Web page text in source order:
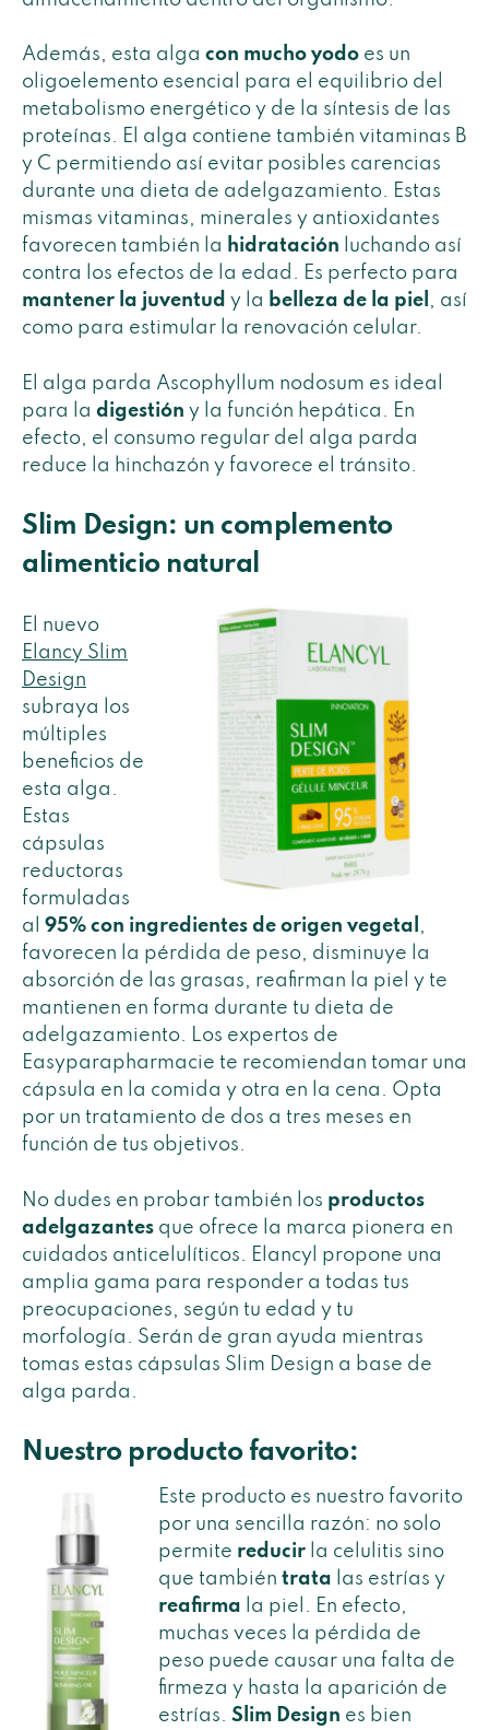
Además, esta alga con mucho yodo es un
oligoelemento esencial para el equilibrio del
metabolismo energético y de la síntesis de las
proteínas. El alga contiene también vitaminas B
y C permitiendo así evitar posibles carencias
durante una dieta de adelgazamiento. Estas
mismas vitaminas, minerales y antioxidantes
favorecen también la hidratación luchando así
contra los efectos de la edad. Es perfecto para
mantener la juventud y la belleza de la piel , así
como para estimular la renovación celular.
El alga parda Ascophyllum nodosum es ideal
para la digestión y la función hepática. En
efecto, el consumo regular del alga parda
reduce la hinchazón y favorece el tránsito.
Slim Design: un complemento
alimenticio natural
El nuevo
Elancy Slim
Design
subraya los
múltiples
beneficios de
esta alga.
Estas
cápsulas
reductoras
formuladas
al 95% con ingredientes de origen vegetal ,
favorecen la pérdida de peso, disminuye la
absorción de las grasas, reafirman la piel y te
mantienen en forma durante tu dieta de
adelgazamiento. Los expertos de
Easyparapharmacie te recomiendan tomar una
cápsula en la comida y otra en la cena. Opta
por un tratamiento de dos a tres meses en
función de tus objetivos.
No dudes en probar también los productos
adelgazantes que ofrece la marca pionera en
cuidados anticelulíticos. Elancyl propone una
amplia gama para responder a todas tus
preocupaciones, según tu edad y tu
morfología. Serán de gran ayuda mientras
tomas estas cápsulas Slim Design a base de
alga parda.
Nuestro producto favorito:
Este producto es nuestro favorito
por una sencilla razón: no solo
permite reducir la celulitis sino
que también trata las estrías y
reafirma la piel. En efecto,
muchas veces la pérdida de
peso puede causar una falta de
firmeza y hasta la aparición de
estrías. Slim Design es bien